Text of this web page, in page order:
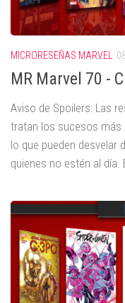
MICRORESEÑAS MARVEL
MR Marvel 70 -
Aviso de Spoilers: Las
tratan los sucesos más
lo que pueden desvelar
quienes no estén al día.